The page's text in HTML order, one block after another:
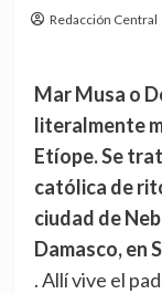
Redacción Central
Mar Musa o
literalmente
Etíope. Se
católica de
ciudad de
Damasco, en
. Allí vive el